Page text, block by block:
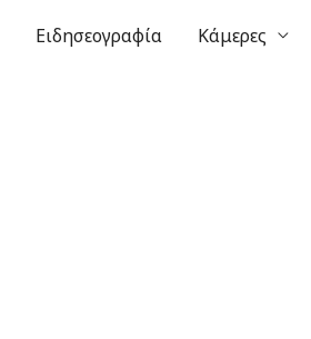
Ειδησεογραφία Κάμερες